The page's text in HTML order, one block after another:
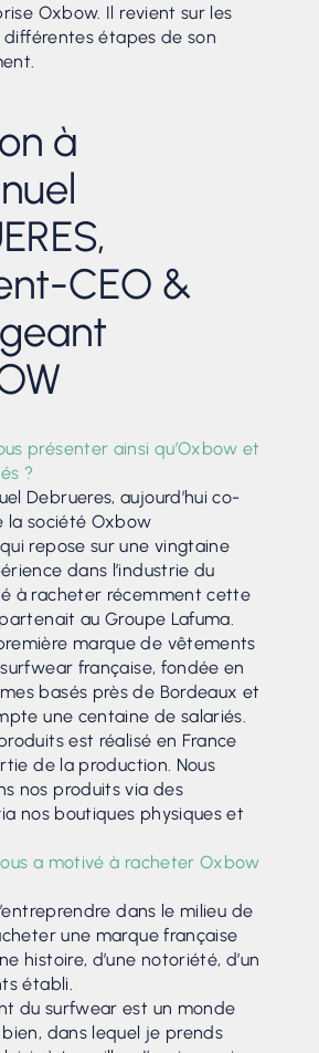
Oxbow. Il revient sur les
étapes de son
à
CEO &
présenter ainsi qu’Oxbow et
?
Debrueres, aujourd’hui co-
la société Oxbow
repose sur une vingtaine
dans l’industrie du
à racheter récemment cette
au Groupe Lafuma.
marque de vêtements
française, fondée en
basés près de Bordeaux et
une centaine de salariés.
est réalisé en France
de la production. Nous
nos produits via des
nos boutiques physiques et
a motivé à racheter Oxbow
dans le milieu de
une marque française
histoire, d’une notoriété, d’un
établi.
du surfwear est un monde
dans lequel je prends